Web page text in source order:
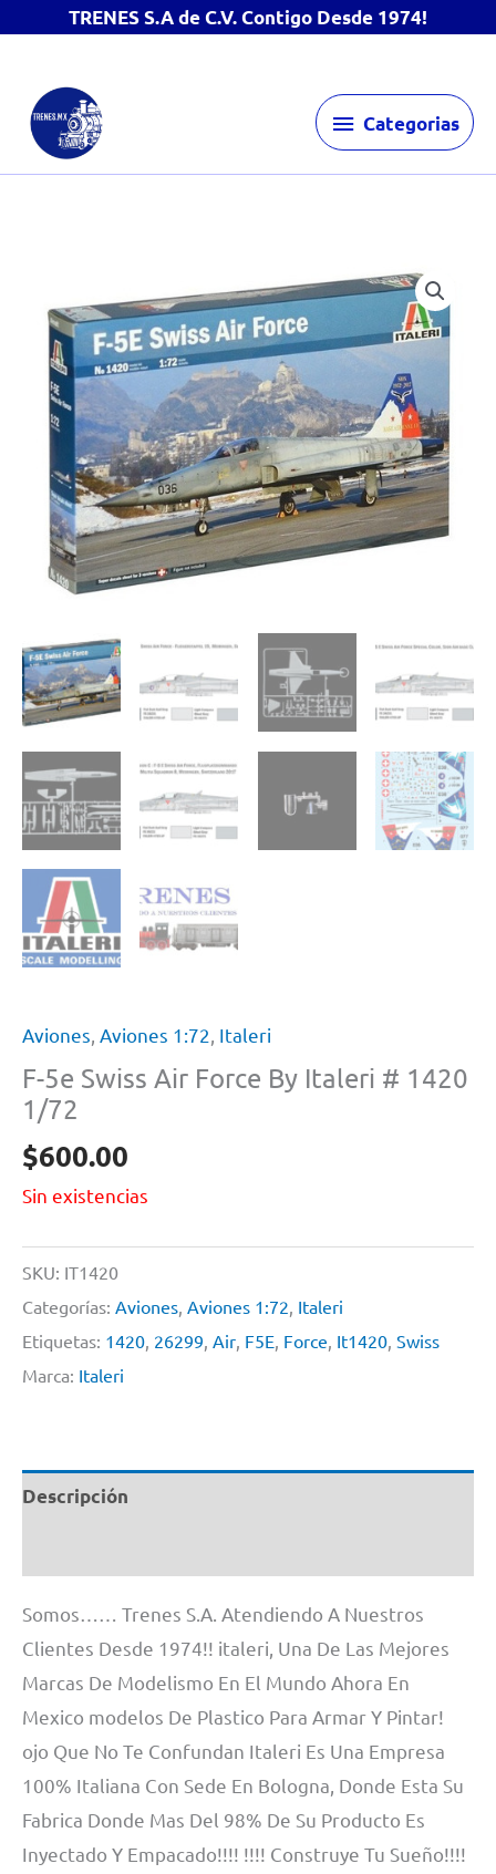
TRENES S.A de C.V. Contigo Desde 1974!
contenido
Categorias
Categorias
Aviones Aviones 1:72 Italeri
F-5e Swiss Air Force By Italeri # 1420
1/72
$600.00
Sin existencias
SKU: IT1420
Categorías: Aviones, Aviones 1:72, Italeri
Etiquetas: 1420, 26299, Air, F5E, Force, It1420, Swiss
Marca: Italeri
Descripción
Somos…… Trenes S.A. Atendiendo A Nuestros
Clientes Desde 1974!! italeri, Una De Las Mejores
Marcas De Modelismo En El Mundo Ahora En
Mexico modelos De Plastico Para Armar Y Pintar!
ojo Que No Te Confundan Italeri Es Una Empresa
100% Italiana Con Sede En Bologna, Donde Esta Su
Fabrica Donde Mas Del 98% De Su Producto Es
Inyectado Y Empacado!!!! !!!! Construye Tu Sueño!!!!